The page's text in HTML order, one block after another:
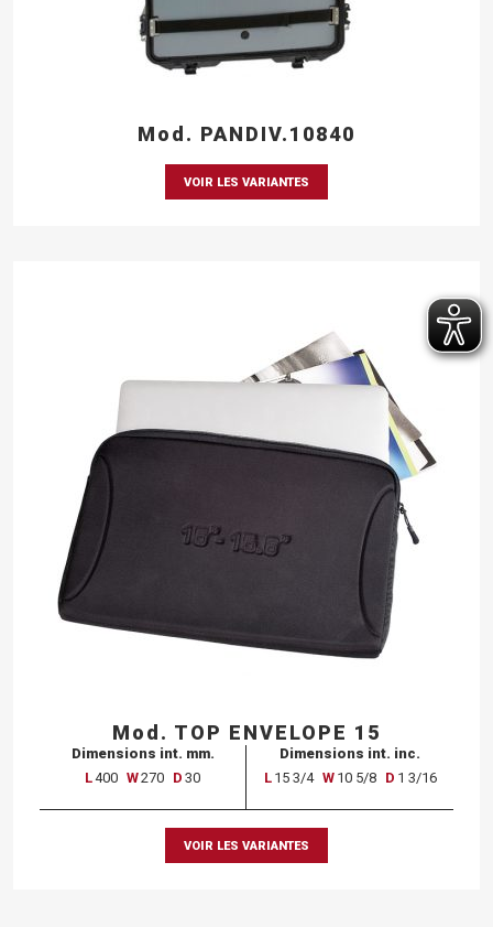
Mod. PANDIV.10840
VOIR LES VARIANTES
Mod. TOP ENVELOPE 15
Dimensions int. mm.
L400 W270 D 30
Dimensions int. inc.
L 15 3/4 W 10 5/8 D 1 3/16
VOIR LES VARIANTES